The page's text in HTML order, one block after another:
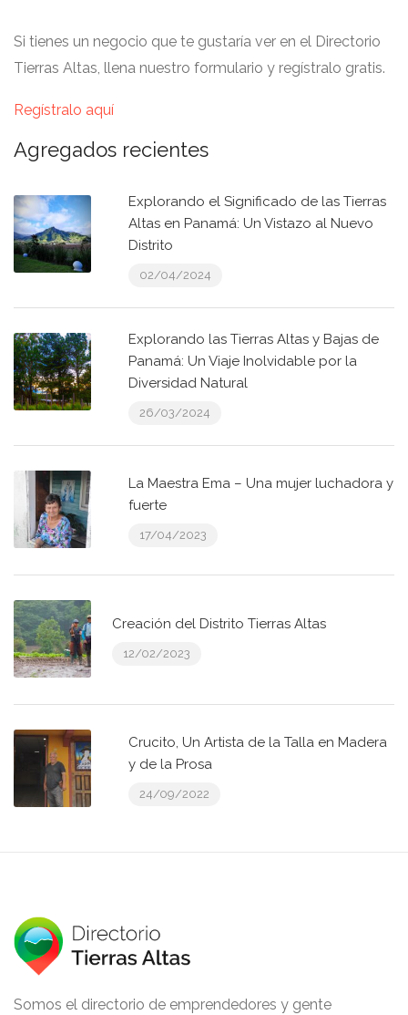
Si tienes un negocio que te gustaría ver en el Directorio
Tierras Altas, llena nuestro formulario y regístralo gratis.
Regístralo aquí
Agregados recientes
Explorando el Significado de las Tierras
Altas en Panamá: Un Vistazo al Nuevo
Distrito
02/04/2024
Explorando las Tierras Altas y Bajas de
Panamá: Un Viaje Inolvidable por la
Diversidad Natural
26/03/2024
La Maestra Ema – Una mujer luchadora y
fuerte
17/04/2023
Creación del Distrito Tierras Altas
12/02/2023
Crucito, Un Artista de la Talla en Madera
y de la Prosa
24/09/2022
Somos el directorio de emprendedores y gente